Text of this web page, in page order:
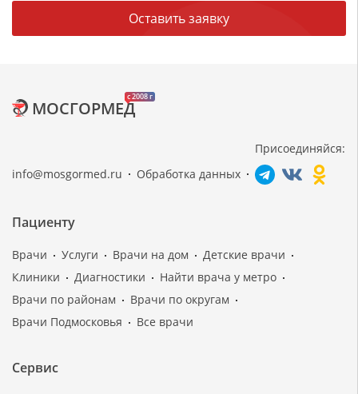
Оставить заявку
c 2008 г
МОСГОРМЕД
info@mosgormed.ru Обработка данных
Присоединяйся:
Пациенту
Врачи Услуги Врачи на дом
Детские врачи
Клиники
Диагностики
Найти врача у метро
Врачи по районам
Врачи по округам
Врачи Подмосковья
Все врачи
Сервис